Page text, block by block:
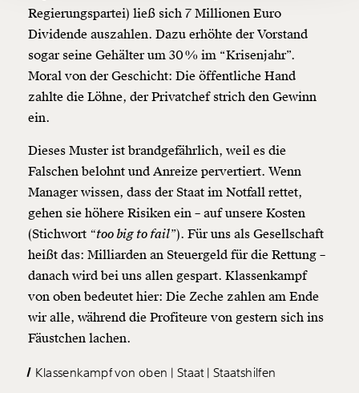
Ich möchte meine Spende verschenken.
Du erhältst eine E-Mail mit deiner
Geschenkurkunde im PDF-Format, welche Du
ausdrucken oder weiterleiten und verschenken
kannst.
1/3
Regierungspartei) ließ sich 7 Millionen Euro
Dividende auszahlen. Dazu erhöhte der Vorstand
sogar seine Gehälter um 30 % im “Krisenjahr”.
Moral von der Geschicht: Die öffentliche Hand
zahlte die Löhne, der Privatchef strich den Gewinn
ein.
Dieses Muster ist brandgefährlich, weil es die
Falschen belohnt und Anreize pervertiert. Wenn
Manager wissen, dass der Staat im Notfall rettet,
gehen sie höhere Risiken ein – auf unsere Kosten
(Stichwort “too big to fail”). Für uns als Gesellschaft
heißt das: Milliarden an Steuergeld für die Rettung –
danach wird bei uns allen gespart. Klassenkampf
von oben bedeutet hier: Die Zeche zahlen am Ende
wir alle, während die Profiteure von gestern sich ins
Fäustchen lachen.
Klassenkampf von oben Staat Staatshilfen